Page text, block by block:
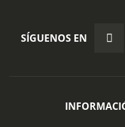
SÍGUENOS EN